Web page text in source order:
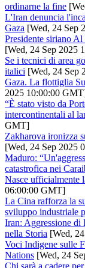
ordinarne la fine
L'Iran denuncia
Gaza [Wed, 24 Sep
Presidente siriano
[Wed, 24 Sep 2025
Se i tecnici di area
italici [Wed, 24 Sep
Gaza. La flottiglia
2025 10:00:00
“È stato visto da
intercontinentali al
GMT]
Zakharova ironizza
[Wed, 24 Sep 2025
Maduro:
catastrofica nei
Nasce ufficialmente
06:00:00 GMT]
La Cina rafforza la
sviluppo industriale
Iran: Aggressione di
nella Storia [Wed,
Voci Indigene sulle
Nations [Wed, 24
Chi sarà a cadere